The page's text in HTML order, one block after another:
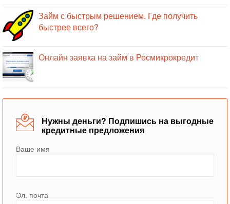
Займ с быстрым решением. Где получить
быстрее всего?
Онлайн заявка на займ в Росмикрокредит
Нужны деньги? Подпишись на выгодные
кредитные предложения
Ваше имя
Эл. почта